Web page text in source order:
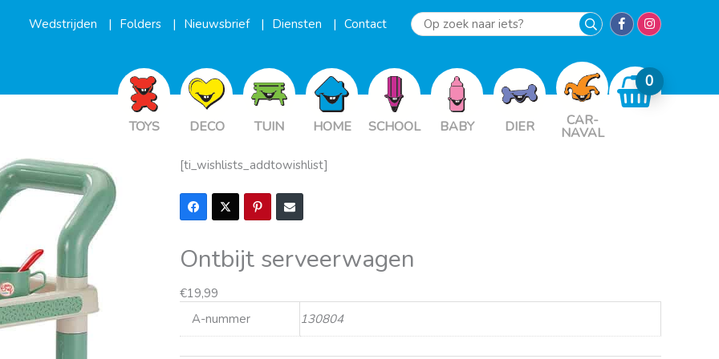
Wedstrijden Folders Nieuwsbrief Diensten Contact
Op
iets?
TOYS DECO TUIN HOME SCHOOL BABY DIER CAR-
NAVAL
[ti_wishlists_addtowishlist]
Ontbijt serveerwagen
€19,99
A-nummer
130804